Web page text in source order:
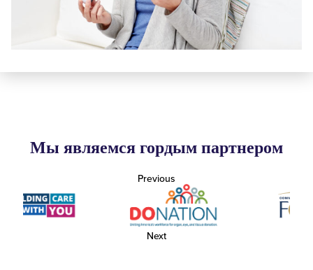
Мы являемся гордым партнером
Previous
Next